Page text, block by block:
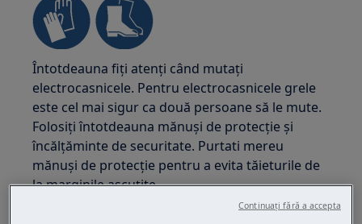
Întotdeauna fiți atenți când mutați
electrocasnicele. Pentru electrocasnicele grele
este cel mai sigur ca două persoane să le mute.
Folosiți întotdeauna mănuși de protecție și
încălțăminte de securitate. Purtati mereu
mănuși de protecție pentru a evita tăieturile de
la marginile ascuțite.
Continuați fără a accepta